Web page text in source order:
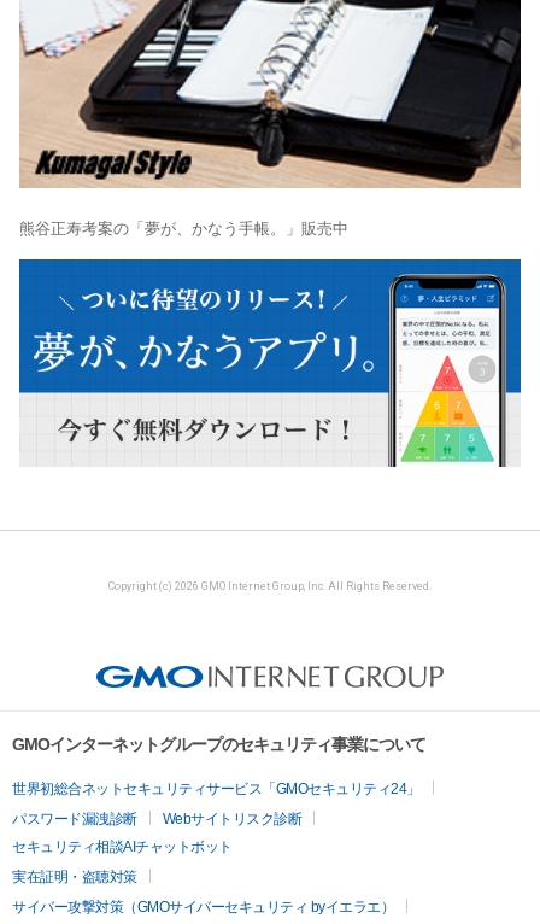
熊谷正寿考案の「夢が、かなう手帳。」販売中
Copyright (c) 2026 GMO Internet Group, Inc. All Rights Reserved.
GMOインターネットグループのセキュリティ事業について
世界初総合ネットセキュリティサービス「GMOセキュリティ24」
パスワード漏洩診断
Webサイトリスク診断
セキュリティ相談AIチャットボット
実在証明・盗聴対策
サイバー攻撃対策（GMOサイバーセキュリティ byイエラエ）